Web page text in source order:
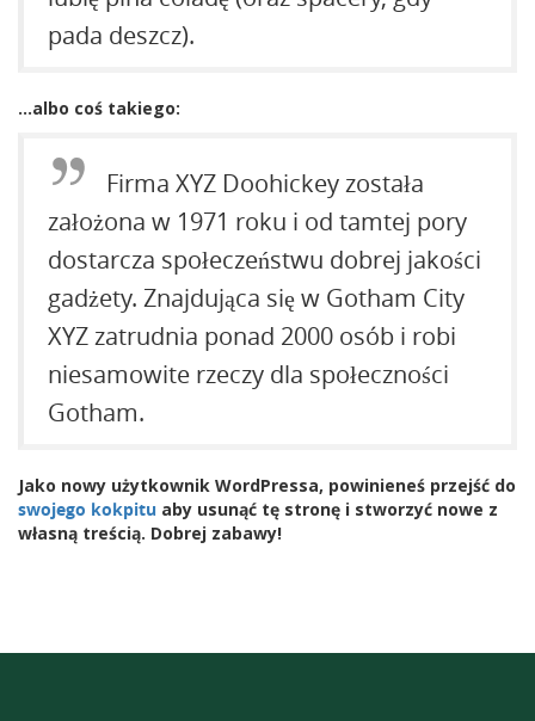
pada deszcz).
…albo coś takiego:
Firma XYZ Doohickey została
założona w 1971 roku i od tamtej pory
dostarcza społeczeństwu dobrej jakości
gadżety. Znajdująca się w Gotham City
XYZ zatrudnia ponad 2000 osób i robi
niesamowite rzeczy dla społeczności
Gotham.
Jako nowy użytkownik WordPressa, powinieneś przejść do
swojego kokpitu aby usunąć tę stronę i stworzyć nowe z
własną treścią. Dobrej zabawy!